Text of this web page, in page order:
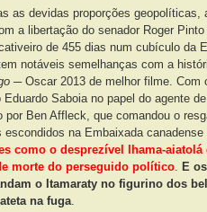
as devidas proporções geopolíticas,
a libertação do senador Roger
de 455 dias num cubículo da
notáveis semelhanças com a
─ Oscar 2013 de melhor filme. Com
Eduardo Saboia no papel do agente
por Ben Affleck, que comandou o
escondidos na Embaixada canadense
como o desprezível lhama-aiatolá
morte do perseguido político
E
o Itamaraty no figurino dos
na fuga